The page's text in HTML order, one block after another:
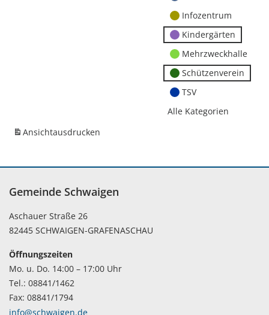
Infozentrum
Kindergärten
Mehrzweckhalle
Schützenverein
TSV
Alle Kategorien
Ansichtausdrucken
Gemeinde Schwaigen
Aschauer Straße 26
82445 SCHWAIGEN-GRAFENASCHAU
Öffnungszeiten
Mo. u. Do. 14:00 – 17:00 Uhr
Tel.: 08841/1462
Fax: 08841/1794
info@schwaigen.de